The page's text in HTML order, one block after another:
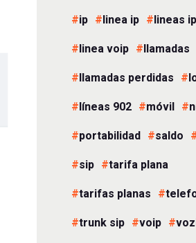
ip
linea ip
lineas ip
linea voip
llamadas
llamadas perdidas
líneas 902
móvil
portabilidad
saldo
sip
tarifa plana
tarifas planas
trunk sip
voip